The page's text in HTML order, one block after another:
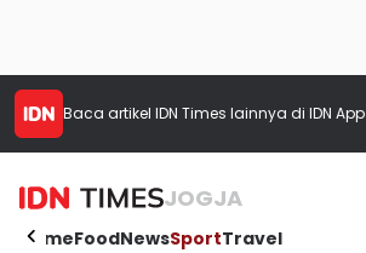
Baca artikel IDN Times lainnya di IDN App
JOGJA
HomeFoodNewsSportTravel